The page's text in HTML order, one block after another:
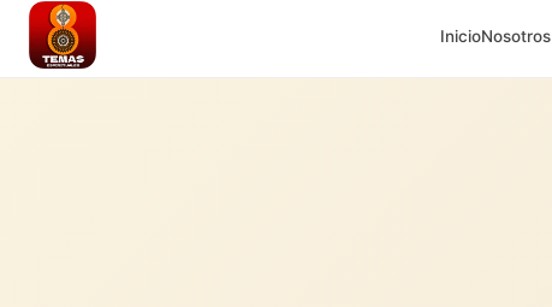
InicioNosotros